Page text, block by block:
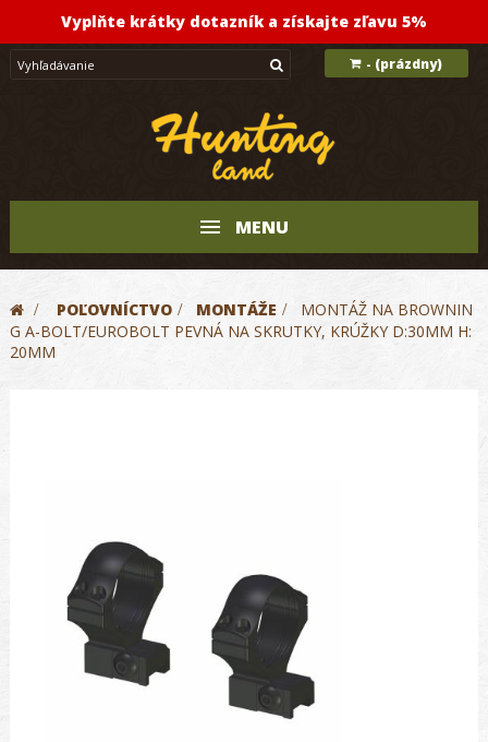
Vyplňte krátky dotazník a získajte zľavu 5%
- (prázdny)
MENU
> POĽOVNÍCTVO > MONTÁŽE >
MONTÁŽ NA BROWNIN
G A-BOLT/EUROBOLT PEVNÁ NA SKRUTKY, KRÚŽKY D:30MM H:
20MM